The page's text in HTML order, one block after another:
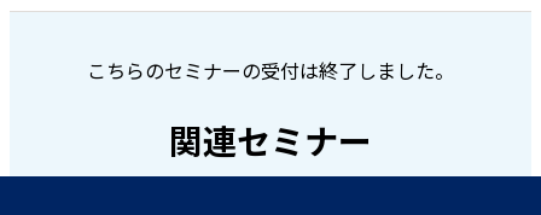
こちらのセミナーの受付は終了しました。
関連セミナー